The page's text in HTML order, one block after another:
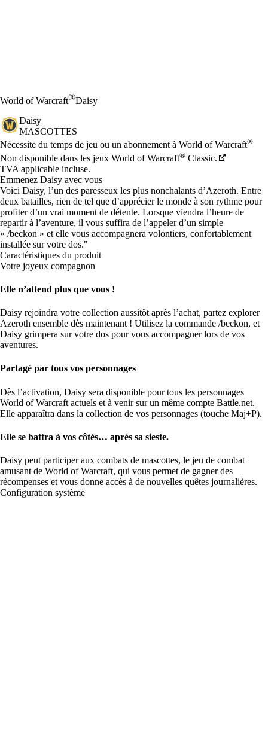
World of Warcraft®Daisy
Daisy
MASCOTTES
Prix
Available actions
Nécessite du temps de jeu ou un abonnement à World of Warcraft®
Non disponible dans les jeux World of Warcraft® Classic.
TVA applicable incluse.
Emmenez Daisy avec vous
Voici Daisy, l’un des paresseux les plus nonchalants d’Azeroth. Entre
deux batailles, rien de tel que d’apprécier le monde à son rythme pour
profiter d’un vrai moment de détente. Lorsque viendra l’heure de
repartir à l’aventure, il vous suffira de l’appeler d’un simple
« /beckon » et elle vous accompagnera volontiers, confortablement
installée sur votre dos."
Caractéristiques du produit
Votre joyeux compagnon
Elle n’attend plus que vous !
Daisy rejoindra votre collection aussitôt après l’achat, partez explorer
Azeroth ensemble dès maintenant ! Utilisez la commande /beckon, et
Daisy grimpera sur votre dos pour vous accompagner lors de vos
aventures.
Partagé par tous vos personnages
Dès l’activation, Daisy sera disponible pour tous les personnages
World of Warcraft actuels et à venir sur un même compte Battle.net.
Elle apparaîtra dans la collection de vos personnages (touche Maj+P).
Elle se battra à vos côtés… après sa sieste.
Daisy peut participer aux combats de mascottes, le jeu de combat
amusant de World of Warcraft, qui vous permet de gagner des
récompenses et vous donne accès à de nouvelles quêtes journalières.
Configuration système